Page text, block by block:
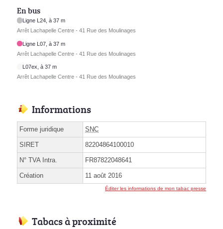
En bus
Ligne L24, à 37 m
Arrêt Lachapelle Centre - 41 Rue des Moulinages
Ligne L07, à 37 m
Arrêt Lachapelle Centre - 41 Rue des Moulinages
L07ex, à 37 m
Arrêt Lachapelle Centre - 41 Rue des Moulinages
Informations
Forme juridique SNC
SIRET 82204864100010
N° TVA Intra. FR87822048641
Création 11 août 2016
Éditer les informations de mon tabac presse
Tabacs à proximité